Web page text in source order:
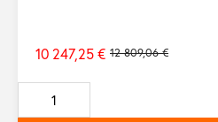
Prix
de
base
12 809,06 €
10 247,25 €